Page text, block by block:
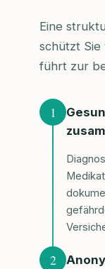
Eine
schützt Sie
führt zur
1
2